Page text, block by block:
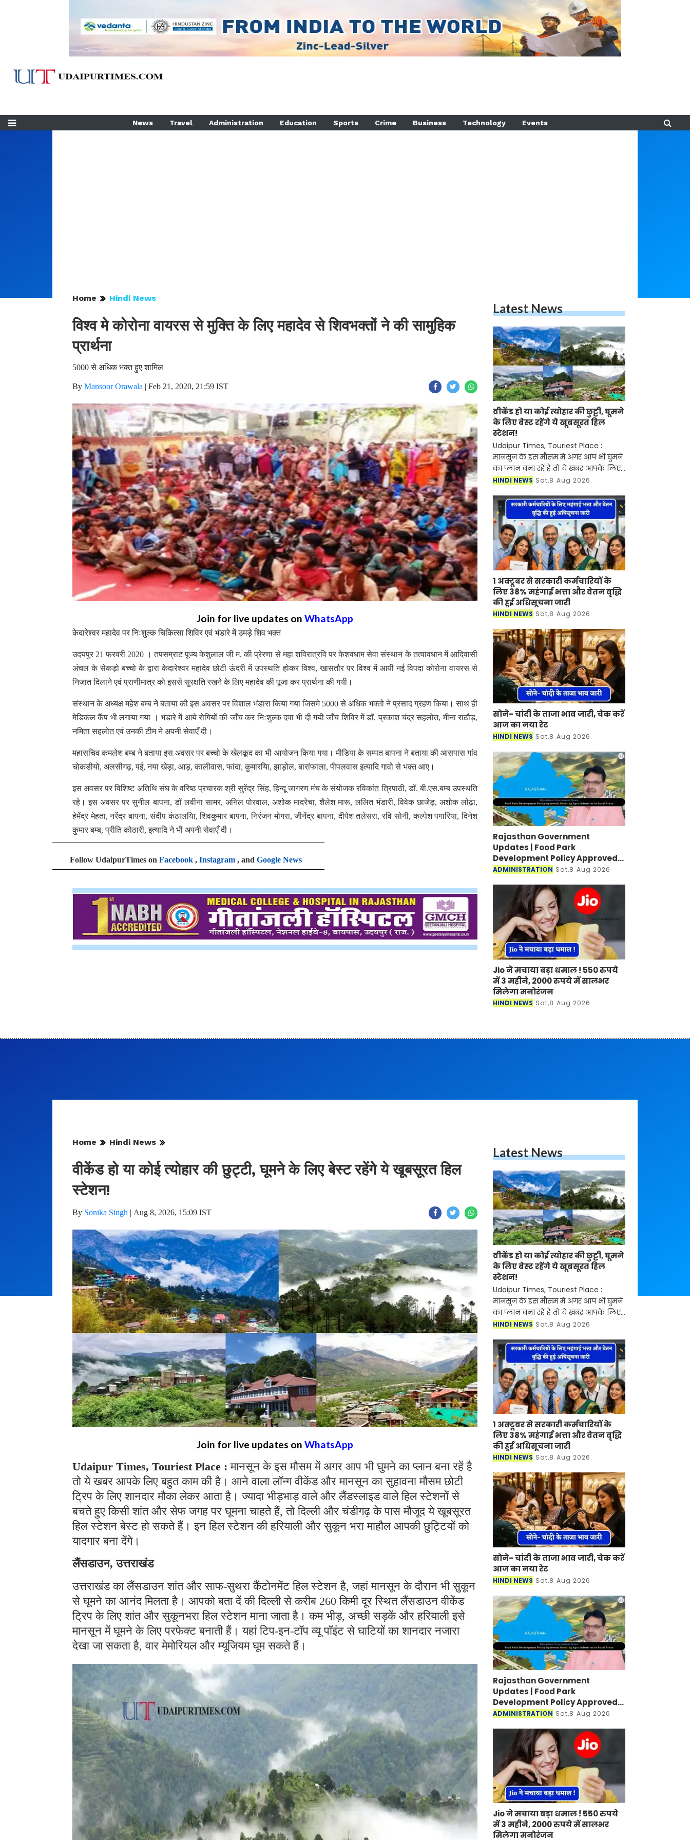
News Travel Administration Education Sports Crime Business Technology Events
Home Hindi News
विश्व मे कोरोना वायरस से मुक्ति के लिए महादेव से शिवभक्तों ने की सामुहिक
प्रार्थना
5000 से अधिक भक्त हुए शामिल
By Mansoor Orawala | Feb 21, 2020, 21:59 IST
Join for live updates on WhatsApp
केदारेश्वर महादेव पर निःशुल्क चिकित्सा शिविर एवं भंडारे में उमड़े शिव भक्त
उदयपुर 21 फरवरी 2020 । तपसम्राट पूज्य केशुलाल जी म. की प्रेरणा से महा शविरात्रवि पर केशवधाम सेवा संस्थान के तत्वावधान में आदिवासी
अंचल के सेकड़ो बच्चो के द्वारा केदारेश्वर महादेव छोटी ऊंदरी में उपस्थति होकर विश्व, खासतौर पर विश्व में आयी नई विपदा कोरोना वायरस से
निजात दिलाने एवं प्राणीमात्र को इससे सुरक्षति रखने के लिए महादेव की पूजा कर प्रार्थना की गयी।
संस्थान के अध्यक्ष महेश बम्ब ने बताया की इस अवसर पर विशाल भंडारा किया गया जिसमे 5000 से अधिक भक्तो ने प्रसाद ग्रहण किया। साथ ही
मेडिकल कैंप भी लगाया गया । भंडारे में आये रोगियों की जाँच कर निःशुल्क दवा भी दी गयी जाँच शिविर में डॉ. प्रकाश चंद्र सहलोत, मीना राठौड़,
नमिता सहलोत एवं उनकी टीम ने अपनी सेवाएँ दी।
महासचिव कमलेश बम्ब ने बताया इस अवसर पर बच्चो के खेलकूद का भी आयोजन किया गया। मीडिया के सम्पत बापना ने बताया की आसपास गांव
चोकडीयो, अलसीगढ़, पई, नया खेड़ा, आड़, कालीवास, फांदा, कुमारयिा, झाड़ोल, बारांफाला, पीपलवास इत्यादि गावो से भक्त आए।
इस अवसर पर विशिष्ट अतिथि संघ के वरिष्ठ प्रचारक श्री सुरेंद्र सिंह, हिन्दू जागरण मंच के संयोजक रविकांत त्रिपाठी, डॉ. बी.एस.बम्ब उपस्थति
रहे। इस अवसर पर सुनील बापना, डॉ लवीना सामर, अनिल पोरवाल, अशोक मादरेचा, शैलेश मारू, ललित भंडारी, विवेक छाजेड़, अशोक लोढ़ा,
हेमेंद्र मेहता, नरेंद्र बापना, संदीप कंठालयिा, शिवकुमार बापना, निरंजन मोगरा, जीनेंद्र बापना, दीपेश तलेसरा, रवि सोनी, कल्पेश पगारिया, दिनेश
कुमार बम्ब, प्रीति कोठारी, इत्यादि ने भी अपनी सेवाएँ दी।
Follow UdaipurTimes on Facebook , Instagram , and Google News
Latest News
वीकेंड हो या कोई त्योहार की छुट्टी, घूमने
के लिए बेस्ट रहेंगे ये खूबसूरत हिल
स्टेशन!
Udaipur Times, Touriest Place :
मानसून के इस मौसम में अगर आप भी घुमने
का प्लान बना रहें है तो ये खबर आपके लिए
बहुत काम की है। आने वाला लॉन्ग वीकेंड
के लिए शानदार
HINDI NEWS Sat,8 Aug 2026
1 अक्टूबर से सरकारी कर्मचारियों के
लिए 38% महंगाई भत्ता और वेतन वृद्धि
की हुई अधिसूचना जारी
HINDI NEWS Sat,8 Aug 2026
सोने- चांदी के ताजा भाव जारी, चेक करें
आज का नया रेट
HINDI NEWS Sat,8 Aug 2026
Rajasthan Government
Updates | Food Park
Development Policy Approved;
Boosting Agro Industries in
ADMINISTRATION Sat,8 Aug 2026
Jio ने मचाया बड़ा धमाल ! 550 रुपये
में 3 महीने, 2000 रुपये में सालभर
मिलेगा मनोरंजन
HINDI NEWS Sat,8 Aug 2026
Home Hindi News
वीकेंड हो या कोई त्योहार की छुट्टी, घूमने के लिए बेस्ट रहेंगे ये खूबसूरत हिल
स्टेशन!
By Sonika Singh | Aug 8, 2026, 15:09 IST
Join for live updates on WhatsApp
Udaipur Times, Touriest Place : मानसून के इस मौसम में अगर आप भी घुमने का प्लान बना रहें है
तो ये खबर आपके लिए बहुत काम की है। आने वाला लॉन्ग वीकेंड और मानसून का सुहावना मौसम छोटी
ट्रिप के लिए शानदार मौका लेकर आता है। ज्यादा भीड़भाड़ वाले और लैंडस्लाइड वाले हिल स्टेशनों से
बचते हुए किसी शांत और सेफ जगह पर घूमना चाहते हैं, तो दिल्ली और चंडीगढ़ के पास मौजूद ये खूबसूरत
हिल स्टेशन बेस्ट हो सकते हैं। इन हिल स्टेशन की हरियाली और सुकून भरा माहौल आपकी छुट्टियों को
यादगार बना देंगे।
लैंसडाउन, उत्तराखंड
उत्तराखंड का लैंसडाउन शांत और साफ-सुथरा कैंटोनमेंट हिल स्टेशन है, जहां मानसून के दौरान भी सुकून
से घूमने का आनंद मिलता है। आपको बता दें की दिल्ली से करीब 260 किमी दूर स्थित लैंसडाउन वीकेंड
ट्रिप के लिए शांत और सुकूनभरा हिल स्टेशन माना जाता है। कम भीड़, अच्छी सड़कें और हरियाली इसे
मानसून में घूमने के लिए परफेक्ट बनाती हैं। यहां टिप-इन-टॉप व्यू पॉइंट से घाटियों का शानदार नजारा
देखा जा सकता है, वार मेमोरियल और म्यूजियम घूम सकते हैं।
Latest News
वीकेंड हो या कोई त्योहार की छुट्टी, घूमने
के लिए बेस्ट रहेंगे ये खूबसूरत हिल
स्टेशन!
Udaipur Times, Touriest Place :
मानसून के इस मौसम में अगर आप भी घुमने
का प्लान बना रहें है तो ये खबर आपके लिए
बहुत काम की है। आने वाला लॉन्ग वीकेंड
के लिए शानदार
HINDI NEWS Sat,8 Aug 2026
1 अक्टूबर से सरकारी कर्मचारियों के
लिए 38% महंगाई भत्ता और वेतन वृद्धि
की हुई अधिसूचना जारी
HINDI NEWS Sat,8 Aug 2026
सोने- चांदी के ताजा भाव जारी, चेक करें
आज का नया रेट
HINDI NEWS Sat,8 Aug 2026
Rajasthan Government
Updates | Food Park
Development Policy Approved;
Boosting Agro Industries in
ADMINISTRATION Sat,8 Aug 2026
Jio ने मचाया बड़ा धमाल ! 550 रुपये
में 3 महीने, 2000 रुपये में सालभर
मिलेगा मनोरंजन